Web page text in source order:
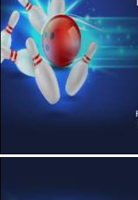
Enjoy Bowling (Sundsvall)
Eslövs Bowling (Eslöv)
Gamleby Bowling
Höganäs Bowlinghall